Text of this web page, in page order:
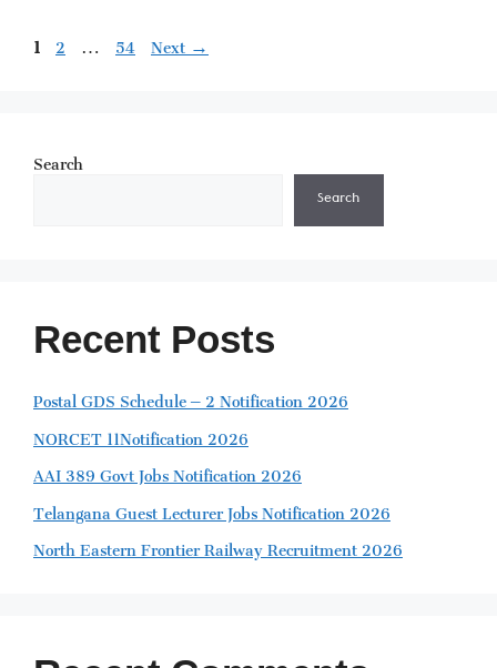
Page
1 Page
2 … Page
54 Next→
Search
Search
Recent Posts
Postal GDS Schedule – 2 Notification 2026
NORCET 11Notification 2026
AAI 389 Govt Jobs Notification 2026
Telangana Guest Lecturer Jobs Notification 2026
North Eastern Frontier Railway Recruitment 2026